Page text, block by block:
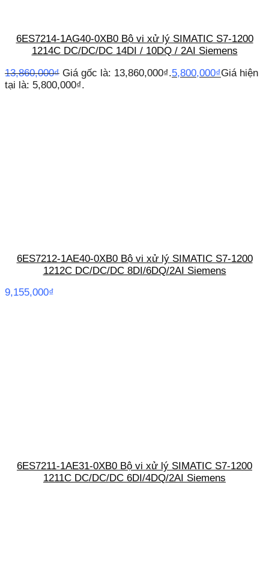
6ES7214-1AG40-0XB0 Bộ vi xử lý SIMATIC S7-1200
1214C DC/DC/DC 14DI / 10DQ / 2AI Siemens
13,860,000₫ Giá gốc là: 13,860,000₫.5,800,000₫Giá hiện
tại là: 5,800,000₫.
6ES7212-1AE40-0XB0 Bộ vi xử lý SIMATIC S7-1200
1212C DC/DC/DC 8DI/6DQ/2AI Siemens
9,155,000₫
6ES7211-1AE31-0XB0 Bộ vi xử lý SIMATIC S7-1200
1211C DC/DC/DC 6DI/4DQ/2AI Siemens